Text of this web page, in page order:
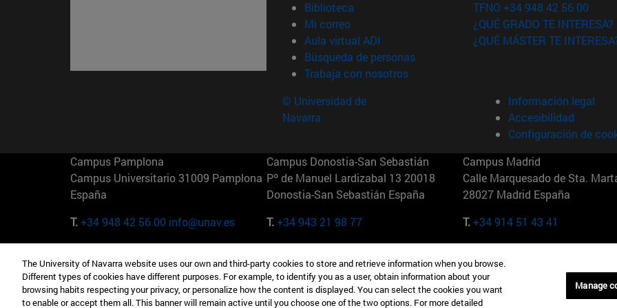
Biblioteca (abre en nueva ventana)
Mi correo(abre en nueva ventana)
Aula virtual ADI (abre en nueva ventana)
Búsqueda de personas(abre en nueva ventana)
Trabaja con nosotros(abre en nueva ventana)
TFNO +34 948 42 56 00
¿QUÉ GRADO TE INTERESA?
¿QUÉ MÁSTER TE
© Universidad de
Navarra
Información legal
Accesibilidad
Configuración de
Campus Pamplona
Campus Universitario 31009 Pamplona
España
T.+34 948 42 56 00 info@unav.es
Campus Donostia-San Sebastián
Pº de Manuel Lardizabal 13 20018
Donostia-San Sebastián España
T.+34 943 21 98 77
Campus Madrid
Calle Marquesado de Sta.
28027 Madrid España
T.+34 914 51 43 41
Camino del Cerro Águila 3 28023
Madrid España
165 W 57th St 10019-2201 Nueva York
EE.UU
Maria-Theresia-Straße 15
Múnich Alemania
The University of Navarra website uses our own and third-party cookies to store and retrieve information when you browse.
Different types of cookies have different purposes. For example, to identify you as a user, obtain information about your
browsing habits respecting your privacy, or personalize how the content is displayed. You can select the cookies you want
to enable or accept them all. This banner will remain active until you choose one of the two options. For more detailed
Manage